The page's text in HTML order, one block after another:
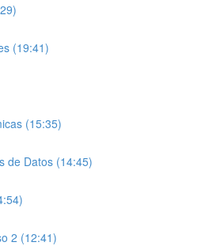
(19:41)
(15:35)
de Datos (14:45)
2 (12:41)